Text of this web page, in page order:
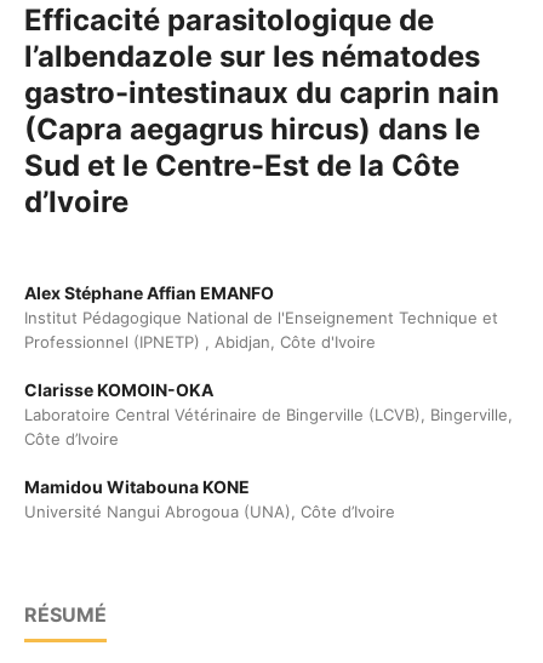
Efficacité parasitologique de
l’albendazole sur les nématodes
gastro-intestinaux du caprin nain
(Capra aegagrus hircus) dans le
Sud et le Centre-Est de la Côte
d’Ivoire
Alex Stéphane Affian EMANFO
Institut Pédagogique National de l'Enseignement Technique et
Professionnel (IPNETP) , Abidjan, Côte d'Ivoire
Clarisse KOMOIN-OKA
Laboratoire Central Vétérinaire de Bingerville (LCVB), Bingerville,
Côte d’Ivoire
Mamidou Witabouna KONE
Université Nangui Abrogoua (UNA), Côte d’Ivoire
RÉSUMÉ